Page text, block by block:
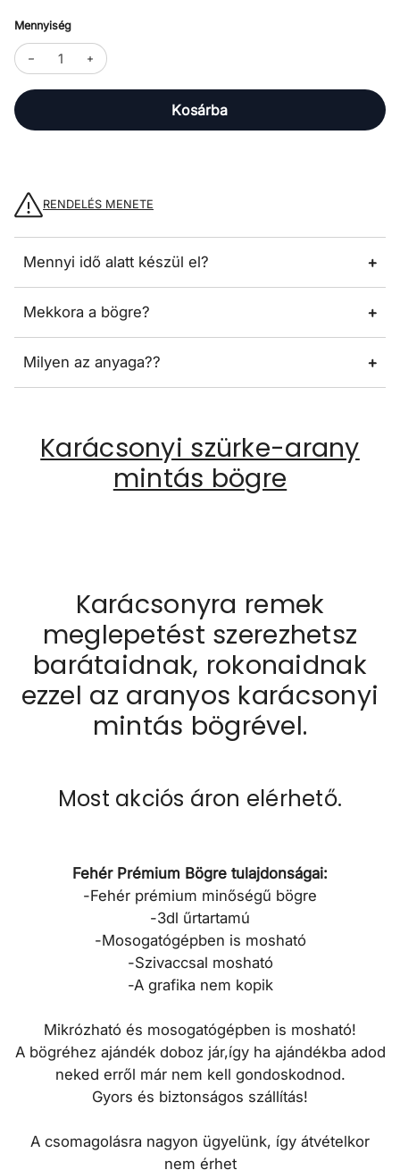
Mennyiség
Kosárba
RENDELÉS MENETE
Mennyi idő alatt készül el?
Mekkora a bögre?
Milyen az anyaga??
Karácsonyi szürke-arany
mintás bögre
Karácsonyra remek
meglepetést szerezhetsz
barátaidnak, rokonaidnak
ezzel az aranyos karácsonyi
mintás bögrével.
Most akciós áron elérhető.
Fehér Prémium Bögre tulajdonságai:
-Fehér prémium minőségű bögre
-3dl űrtartamú
-Mosogatógépben is mosható
-Szivaccsal mosható
-A grafika nem kopik
Mikrózható és mosogatógépben is mosható!
A bögréhez ajándék doboz jár,így ha ajándékba adod
neked erről már nem kell gondoskodnod.
Gyors és biztonságos szállítás!
A csomagolásra nagyon ügyelünk, így átvételkor
nem érhet